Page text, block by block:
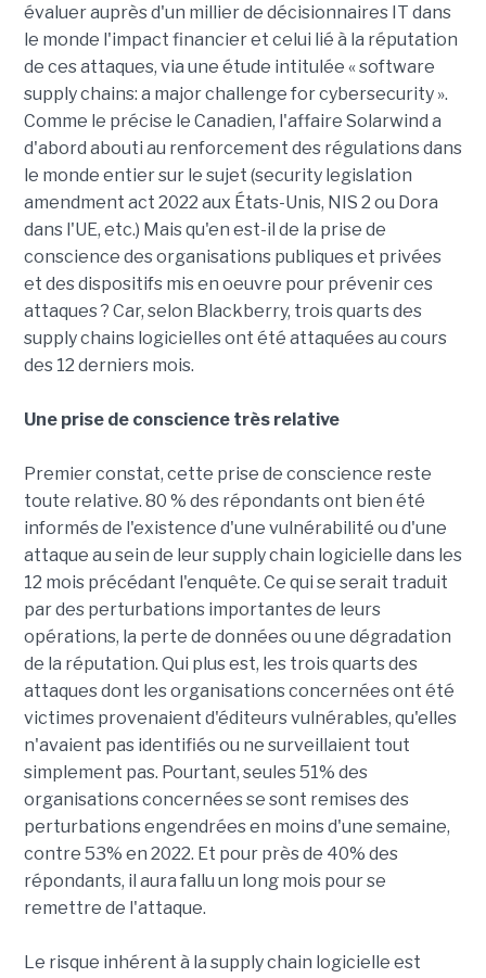
évaluer auprès d'un millier de décisionnaires IT dans
le monde l'impact financier et celui lié à la réputation
de ces attaques, via une étude intitulée « software
supply chains: a major challenge for cybersecurity ».
Comme le précise le Canadien, l'affaire Solarwind a
d'abord abouti au renforcement des régulations dans
le monde entier sur le sujet (security legislation
amendment act 2022 aux États-Unis, NIS 2 ou Dora
dans l'UE, etc.) Mais qu'en est-il de la prise de
conscience des organisations publiques et privées
et des dispositifs mis en oeuvre pour prévenir ces
attaques ? Car, selon Blackberry, trois quarts des
supply chains logicielles ont été attaquées au cours
des 12 derniers mois.
Une prise de conscience très relative
Premier constat, cette prise de conscience reste
toute relative. 80 % des répondants ont bien été
informés de l'existence d'une vulnérabilité ou d'une
attaque au sein de leur supply chain logicielle dans les
12 mois précédant l'enquête. Ce qui se serait traduit
par des perturbations importantes de leurs
opérations, la perte de données ou une dégradation
de la réputation. Qui plus est, les trois quarts des
attaques dont les organisations concernées ont été
victimes provenaient d'éditeurs vulnérables, qu'elles
n'avaient pas identifiés ou ne surveillaient tout
simplement pas. Pourtant, seules 51% des
organisations concernées se sont remises des
perturbations engendrées en moins d'une semaine,
contre 53% en 2022. Et pour près de 40% des
répondants, il aura fallu un long mois pour se
remettre de l'attaque.
Le risque inhérent à la supply chain logicielle est